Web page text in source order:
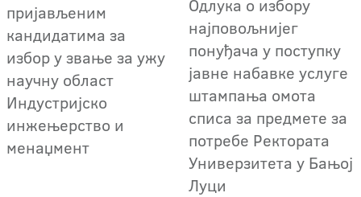
пријављеним
кандидатима за
избор у звање за ужу
научну област
Индустријско
инжењерство и
менаџмент
Одлука о избору
најповољнијег
понуђача у поступку
јавне набавке услуге
штампања омота
списа за предмете за
потребе Ректората
Универзитета у Бањој
Луци